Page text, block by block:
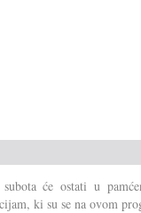
subota će ostati u
ki su se na ovom